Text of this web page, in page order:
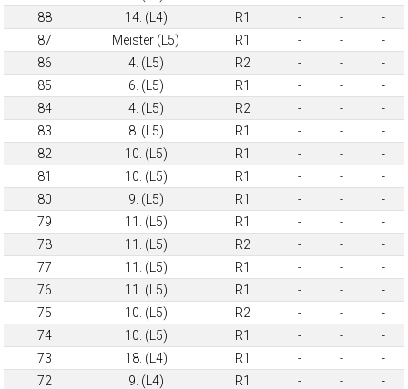
88
14. (L4) R1 - -
-
87
Meister (L5) R1 - -
-
86
4. (L5) R2 - -
-
85
6. (L5) R1 - -
-
84
4. (L5) R2 - -
-
83
8. (L5) R1 - -
-
82
10. (L5) R1 - -
-
81
10. (L5) R1 - -
-
80
9. (L5) R1 - -
-
79
11. (L5) R1 - -
-
78
11. (L5) R2 - -
-
77
11. (L5) R1 - -
-
76
11. (L5) R1 - -
-
75
10. (L5) R2 - -
-
74
10. (L5) R1 - -
-
73
18. (L4) R1 - -
-
72
9. (L4) R1 - -
-